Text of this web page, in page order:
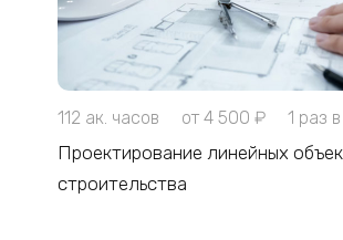
112 ак. часов от 4 500 ₽ 1 раз
Проектирование линейных
строительства